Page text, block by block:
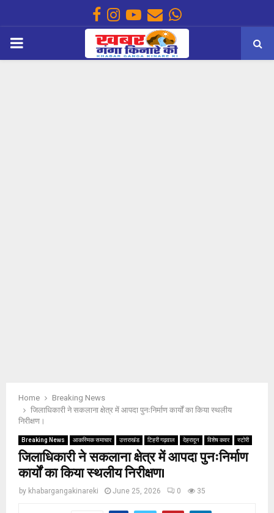
Facebook
Instagram
Youtube
EmailWhatsapp
PRIMARY
Home
Breaking News
जिलाधिकारी ने सकलाना क्षेत्र में आपदा पुनःनिर्माण कार्यों का किया स्थलीय
निरीक्षण।
Breaking News आकस्मिक समाचार उत्तराखंड टिहरी गढ़वाल देहरादून विशेष कवर स्टोरी
जिलाधिकारी ने सकलाना क्षेत्र में आपदा पुनःनिर्माण
कार्यों का किया स्थलीय निरीक्षण।
by khabargangakinareki June 25, 2026 0 35